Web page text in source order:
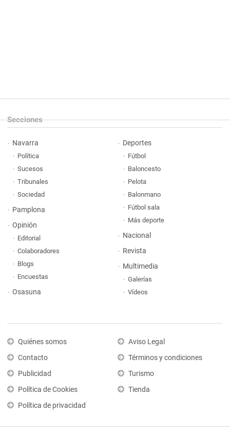
Secciones
Navarra
Política
Sucesos
Tribunales
Sociedad
Pamplona
Opinión
Editorial
Colaboradores
Blogs
Encuestas
Osasuna
Deportes
Fútbol
Baloncesto
Pelota
Balonmano
Fútbol sala
Más deporte
Nacional
Revista
Multimedia
Galerías
Vídeos
Quiénes somos
Contacto
Publicidad
Política de Cookies
Política de privacidad
Aviso Legal
Términos y condiciones
Turismo
Tienda